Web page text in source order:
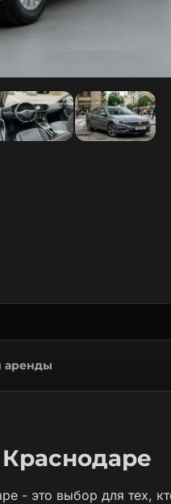
аренды
- это выбор для тех,